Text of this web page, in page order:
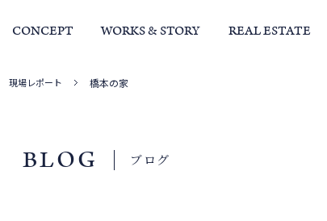
CONCEPT WORKS & STORY
事例集
REAL ESTATE
ス・家づくりの流れ 室長からの挨拶
現場レポート 橋本の家
BLOG ブログ